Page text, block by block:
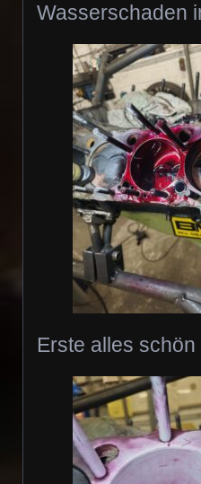
Wasserschaden
Erste alles